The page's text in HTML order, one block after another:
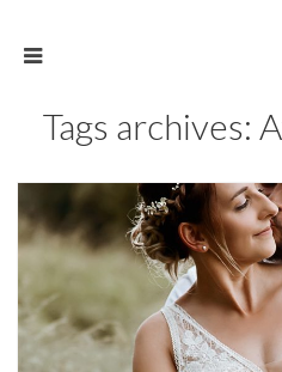
Tags archives: